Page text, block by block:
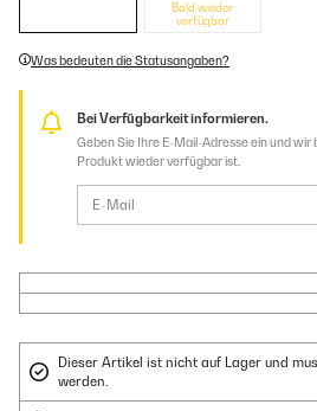
Bald wieder
verfügbar
Was bedeuten die Statusangaben?
Bei Verfügbarkeit informieren.
Geben Sie Ihre E-Mail-Adresse ein und
Produkt wieder verfügbar ist.
Dieser Artikel ist nicht auf Lager und
werden.